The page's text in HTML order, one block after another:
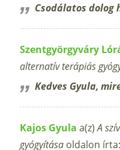
Csodálatos dolog
Szentgyörgyváry
alternatív terápiás
Kedves Gyula,
Kajos Gyula a(z)A
gyógyítása oldalon írta: